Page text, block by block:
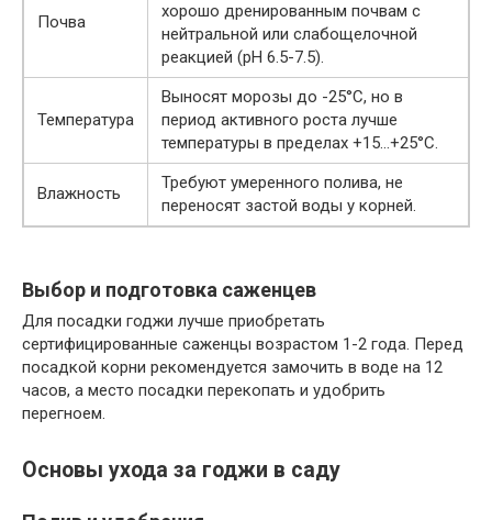
Почва
хорошо дренированным почвам с
нейтральной или слабощелочной
реакцией (pH 6.5-7.5).
Температура
Выносят морозы до -25°C, но в
период активного роста лучше
температуры в пределах +15…+25°C.
Влажность
Требуют умеренного полива, не
переносят застой воды у корней.
Выбор и подготовка саженцев
Для посадки годжи лучше приобретать
сертифицированные саженцы возрастом 1-2 года. Перед
посадкой корни рекомендуется замочить в воде на 12
часов, а место посадки перекопать и удобрить
перегноем.
Основы ухода за годжи в саду